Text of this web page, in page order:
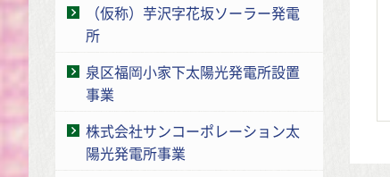
（仮称）芋沢字花坂ソーラー発電
所
泉区福岡小家下太陽光発電所設置
事業
株式会社サンコーポレーション太
陽光発電所事業